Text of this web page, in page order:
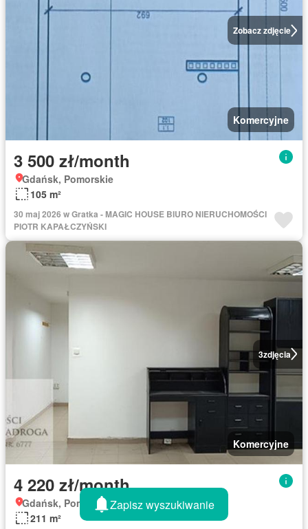
Zobacz zdjęcie
Komercyjne
3 500 zł/month
Gdańsk, Pomorskie
105 m²
30 maj 2026 w Gratka - MAGIC HOUSE BIURO NIERUCHOMOŚCI
PIOTR KAPAŁCZYŃSKI
3zdjęcia
Komercyjne
4 220 zł/month
Gdańsk, Pomorskie
211 m²
Zapisz wyszukiwanie